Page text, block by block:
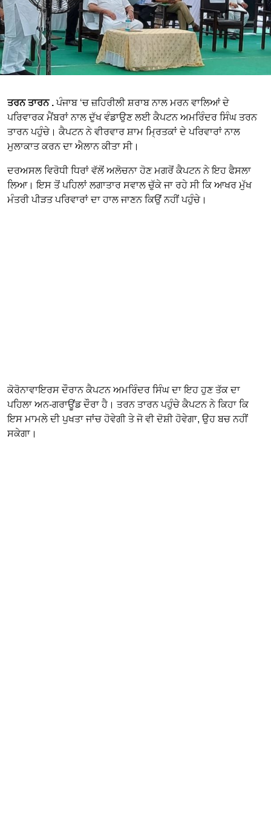
ਤਰਨ ਤਾਰਨ .ਪੰਜਾਬ ‘ਚ ਜ਼ਹਿਰੀਲੀ ਸ਼ਰਾਬ ਨਾਲ ਮਰਨ ਵਾਲਿਆਂ ਦੇ
ਪਰਿਵਾਰਕ ਮੈਂਬਰਾਂ ਨਾਲ ਦੁੱਖ ਵੰਡਾਉਣ ਲਈ ਕੈਪਟਨ ਅਮਰਿੰਦਰ ਸਿੰਘ ਤਰਨ
ਤਾਰਨ ਪਹੁੰਚੇ। ਕੈਪਟਨ ਨੇ ਵੀਰਵਾਰ ਸ਼ਾਮ ਮ੍ਰਿਤਕਾਂ ਦੇ ਪਰਿਵਾਰਾਂ ਨਾਲ
ਮੁਲਾਕਾਤ ਕਰਨ ਦਾ ਐਲਾਨ ਕੀਤਾ ਸੀ।
ਦਰਅਸਲ ਵਿਰੋਧੀ ਧਿਰਾਂ ਵੱਲੋਂ ਅਲੋਚਨਾ ਹੋਣ ਮਗਰੋਂ ਕੈਪਟਨ ਨੇ ਇਹ ਫੈਸਲਾ
ਲਿਆ। ਇਸ ਤੋਂ ਪਹਿਲਾਂ ਲਗਾਤਾਰ ਸਵਾਲ ਚੁੱਕੇ ਜਾ ਰਹੇ ਸੀ ਕਿ ਆਖਰ ਮੁੱਖ
ਮੰਤਰੀ ਪੀੜਤ ਪਰਿਵਾਰਾਂ ਦਾ ਹਾਲ ਜਾਣਨ ਕਿਉਂ ਨਹੀਂ ਪਹੁੰਚੇ।
ਕੋਰੋਨਾਵਾਇਰਸ ਦੌਰਾਨ ਕੈਪਟਨ ਅਮਰਿੰਦਰ ਸਿੰਘ ਦਾ ਇਹ ਹੁਣ ਤੱਕ ਦਾ
ਪਹਿਲਾ ਅਨ-ਗਰਾਊਂਡ ਦੌਰਾ ਹੈ। ਤਰਨ ਤਾਰਨ ਪਹੁੰਚੇ ਕੈਪਟਨ ਨੇ ਕਿਹਾ ਕਿ
ਇਸ ਮਾਮਲੇ ਦੀ ਪੁਖਤਾ ਜਾਂਚ ਹੋਵੇਗੀ ਤੇ ਜੋ ਵੀ ਦੋਸ਼ੀ ਹੋਵੇਗਾ, ਉਹ ਬਚ ਨਹੀਂ
ਸਕੇਗਾ।